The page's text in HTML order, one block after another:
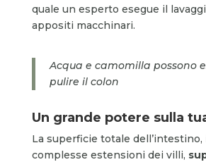
quale un esperto esegue il
appositi macchinari.
Acqua e camomilla possono
pulire il colon
Un grande potere sulla
La superficie totale dell’intestino,
complesse estensioni dei villi,